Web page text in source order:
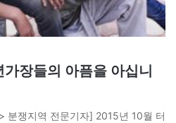
장들의 아픔을 아십니
분쟁지역 전문기자] 2015년 10월 터